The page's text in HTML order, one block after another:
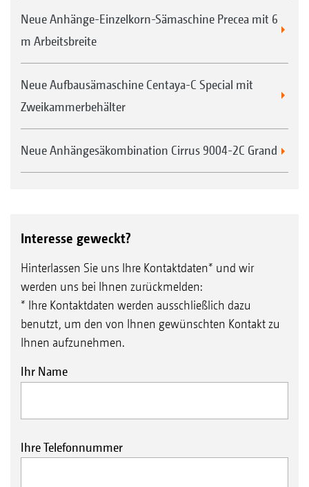
Neue Anhänge-Einzelkorn-Sämaschine Precea mit 6
m Arbeitsbreite
Neue Aufbausämaschine Centaya-C Special mit
Zweikammerbehälter
Neue Anhängesäkombination Cirrus 9004-2C Grand
Interesse geweckt?
Hinterlassen Sie uns Ihre Kontaktdaten* und wir
werden uns bei Ihnen zurückmelden:
* Ihre Kontaktdaten werden ausschließlich dazu
benutzt, um den von Ihnen gewünschten Kontakt zu
Ihnen aufzunehmen.
Ihr Name
Ihre Telefonnummer